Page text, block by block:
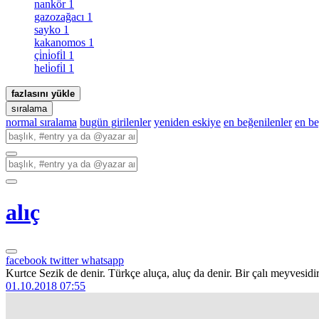
nankör 1
gazozağacı 1
sayko 1
kakanomos 1
çi̇ni̇ofi̇l 1
heli̇ofi̇l 1
fazlasını yükle
sıralama
normal sıralama bugün girilenler yeniden eskiye en beğenilenler en
alıç
facebook twitterwhatsapp
Kurtce Sezik de denir. Türkçe aluça, aluç da denir. Bir çalı
01.10.2018 07:55